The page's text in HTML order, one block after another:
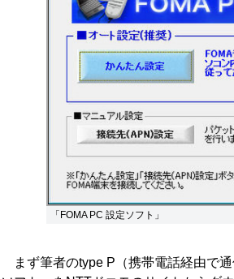
「FOMA PC 設定ソフト」
まず筆者のtype P（携帯電話経由で